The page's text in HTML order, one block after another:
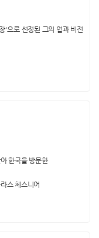
'으로 선정된 그의 업과 비전
한국을 방문한
스 체스니어